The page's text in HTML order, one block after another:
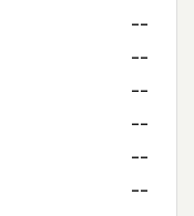
--
--
--
--
--
--